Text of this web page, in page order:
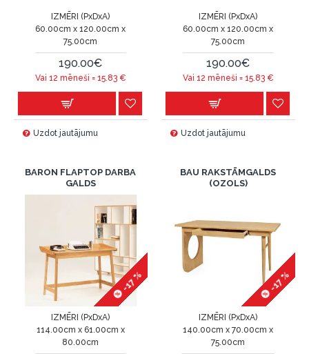
IZMĒRI (PxDxA)
60.00cm x 120.00cm x
75.00cm
190.00€
Vai 12 mēneši = 15.83€
Uzdot jautājumu
IZMĒRI (PxDxA)
60.00cm x 120.00cm x
75.00cm
190.00€
Vai 12 mēneši = 15.83€
Uzdot jautājumu
BARON FLAPTOP DARBA
GALDS
-17 %
IZMĒRI (PxDxA)
114.00cm x 61.00cm x
80.00cm
BAU RAKSTĀMGALDS
(OZOLS)
-17 %
IZMĒRI (PxDxA)
140.00cm x 70.00cm x
75.00cm